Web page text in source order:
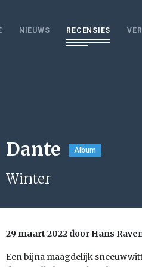
NIEUWS RECENSIES
Dante Album
Winter
29 maart 2022 door Hans
Een bijna maagdelijk